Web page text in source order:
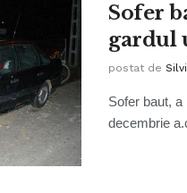
Sofer
gardul
postat de
Sofer baut,
decembrie